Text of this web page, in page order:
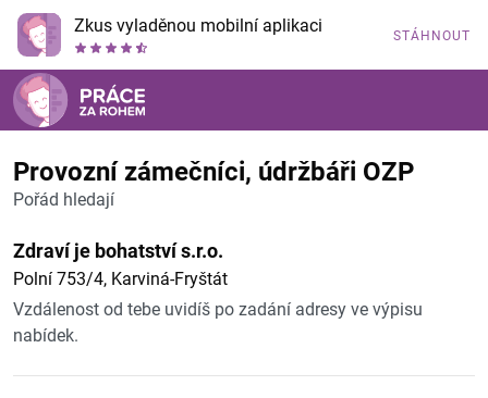
Zkus vyladěnou mobilní aplikaci STÁHNOUT
Provozní zámečníci, údržbáři OZP
Pořád hledají
Zdraví je bohatství s.r.o.
Polní 753/4, Karviná-Fryštát
Vzdálenost od tebe uvidíš po zadání adresy ve výpisu
nabídek.